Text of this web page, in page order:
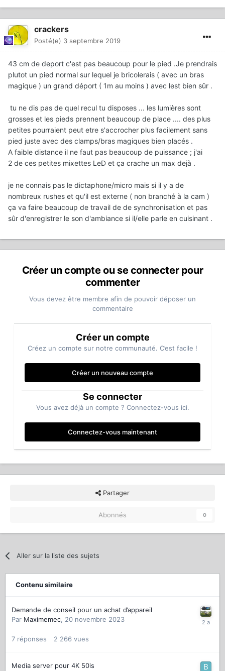
crackers
Posté(e) 3 septembre 2019
43 cm de deport c'est pas beaucoup pour le pied .Je prendrais
plutot un pied normal sur lequel je bricolerais ( avec un bras
magique ) un grand déport ( 1m au moins ) avec lest bien sûr .
tu ne dis pas de quel recul tu disposes ... les lumières sont
grosses et les pieds prennent beaucoup de place .... des plus
petites pourraient peut etre s'accrocher plus facilement sans
pied juste avec des clamps/bras magiques bien placés .
A faible distance il ne faut pas beaucoup de puissance ; j'ai
2 de ces petites mixettes LeD et ça crache un max dejà .
je ne connais pas le dictaphone/micro mais si il y a de
nombreux rushes et qu'il est externe ( non branché à la cam )
ça va faire beaucoup de travail de de synchronisation et pas
sûr d'enregistrer le son d'ambiance si il/elle parle en cuisinant .
Créer un compte ou se connecter pour
commenter
Vous devez être membre afin de pouvoir déposer un
commentaire
Créer un compte
Créez un compte sur notre communauté. C’est facile !
Créer un nouveau compte
Se connecter
Vous avez déjà un compte ? Connectez-vous ici.
Connectez-vous maintenant
Partager
Abonnés 0
Aller sur la liste des sujets
Contenu similaire
Demande de conseil pour un achat d’appareil
Par Maximemec, 20 novembre 2023
7 réponses 2 266 vues
Media server pour 4K 50is